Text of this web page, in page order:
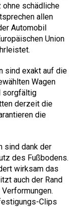
ohne schädliche
allen
Automobil
Union
sind exakt auf die
Wagen
sorgfältig
derzeit die
die
sind dank der
des Fußbodens.
wirksam das
auch der Rand
Clips